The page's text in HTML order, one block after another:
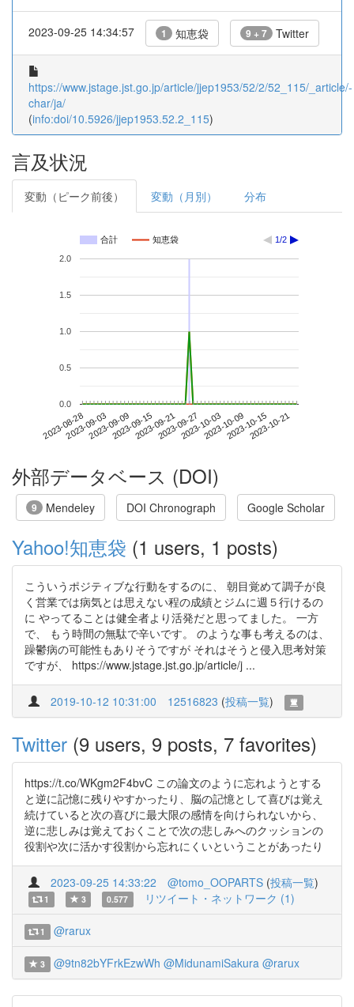
2023-09-25 14:34:57 1 知恵袋 9 + 7 Twitter
https://www.jstage.jst.go.jp/article/jjep1953/52/2/52_115/_article/-
char/ja/
(info:doi/10.5926/jjep1953.52.2_115)
言及状況
変動（ピーク前後） 変動（月別） 分布
合計 知恵袋 1/2
2023-08-282023-09-032023-09-092023-09-152023-09-212023-09-272023-10-032023-10-092023-10-152023-10-21
0.0
0.5
1.0
1.5
2.0
外部データベース (DOI)
9 Mendeley DOI Chronograph Google Scholar
Yahoo!知恵袋 (1 users, 1 posts)
こういうポジティブな行動をするのに、 朝目覚めて調子が良
く営業では病気とは思えない程の成績とジムに週５行けるの
に やってることは健全者より活発だと思ってました。 一方
で、 もう時間の無駄で辛いです。 のような事も考えるのは、
躁鬱病の可能性もありそうですが それはそうと侵入思考対策
ですが、 https://www.jstage.jst.go.jp/article/j ...
2019-10-12 10:31:00 12516823 (投稿一覧)
Twitter (9 users, 9 posts, 7 favorites)
https://t.co/WKgm2F4bvC この論文のように忘れようとする
と逆に記憶に残りやすかったり、脳の記憶として喜びは覚え
続けていると次の喜びに最大限の感情を向けられないから、
逆に悲しみは覚えておくことで次の悲しみへのクッションの
役割や次に活かす役割から忘れにくいということがあったり
2023-09-25 14:33:22 @tomo_OOPARTS (投稿一覧)
1 3 0.577 リツイート・ネットワーク (1)
1 @rarux
3 @9tn82bYFrkEzwWh @MidunamiSakura @rarux